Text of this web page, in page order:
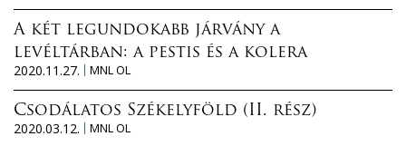
A két legundokabb járvány a
levéltárban: a pestis és a kolera
2020.11.27.
MNL OL
Csodálatos Székelyföld (II. rész)
2020.03.12.
MNL OL